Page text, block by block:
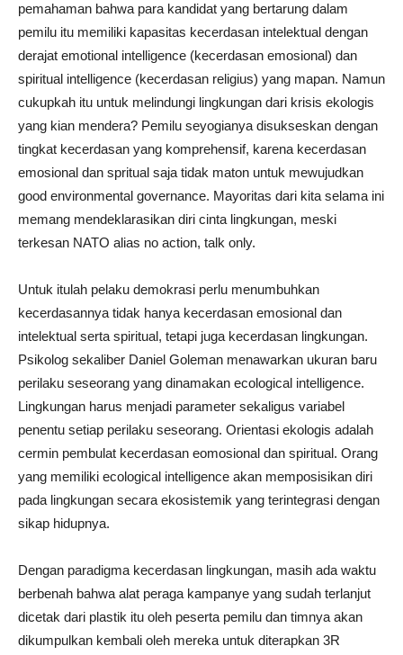
pemahaman bahwa para kandidat yang bertarung dalam
pemilu itu memiliki kapasitas kecerdasan intelektual dengan
derajat emotional intelligence (kecerdasan emosional) dan
spiritual intelligence (kecerdasan religius) yang mapan. Namun
cukupkah itu untuk melindungi lingkungan dari krisis ekologis
yang kian mendera? Pemilu seyogianya disukseskan dengan
tingkat kecerdasan yang komprehensif, karena kecerdasan
emosional dan spritual saja tidak maton untuk mewujudkan
good environmental governance. Mayoritas dari kita selama ini
memang mendeklarasikan diri cinta lingkungan, meski
terkesan NATO alias no action, talk only.
Untuk itulah pelaku demokrasi perlu menumbuhkan
kecerdasannya tidak hanya kecerdasan emosional dan
intelektual serta spiritual, tetapi juga kecerdasan lingkungan.
Psikolog sekaliber Daniel Goleman menawarkan ukuran baru
perilaku seseorang yang dinamakan ecological intelligence.
Lingkungan harus menjadi parameter sekaligus variabel
penentu setiap perilaku seseorang. Orientasi ekologis adalah
cermin pembulat kecerdasan eomosional dan spiritual. Orang
yang memiliki ecological intelligence akan memposisikan diri
pada lingkungan secara ekosistemik yang terintegrasi dengan
sikap hidupnya.
Dengan paradigma kecerdasan lingkungan, masih ada waktu
berbenah bahwa alat peraga kampanye yang sudah terlanjut
dicetak dari plastik itu oleh peserta pemilu dan timnya akan
dikumpulkan kembali oleh mereka untuk diterapkan 3R